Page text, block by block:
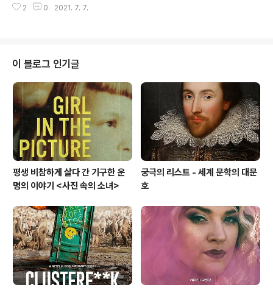
신 크나큰 돈을 손에 넣었지만 말이다. 넷플릭스 오리지널
7월 말의 프랑스 7월 혁명도 역사의 큰 분수령 가운데 하
어 1783년까지 지속되는데 대영제국(현재 영국)과 13개
식민지 간의 전쟁이었다. 즉, 1776년 미국이 대영제국으
로부터 독립을 선언했지만 독립을 인정받은 건 1783년에
이르러서였다는 것이다. 그 사이에 많은 일이 있었다. 넷플
릭스 오리지널 애니메이션 영화 가 '대체 역사' 장르를 차
용..
2 0 2021. 7. 7.
이 블로그 인기글
평생 비참하게 살다 간 기구한 운
명의 이야기 <사진 속의 소녀>
궁극의 리스트 - 세계 문학의 대문
호